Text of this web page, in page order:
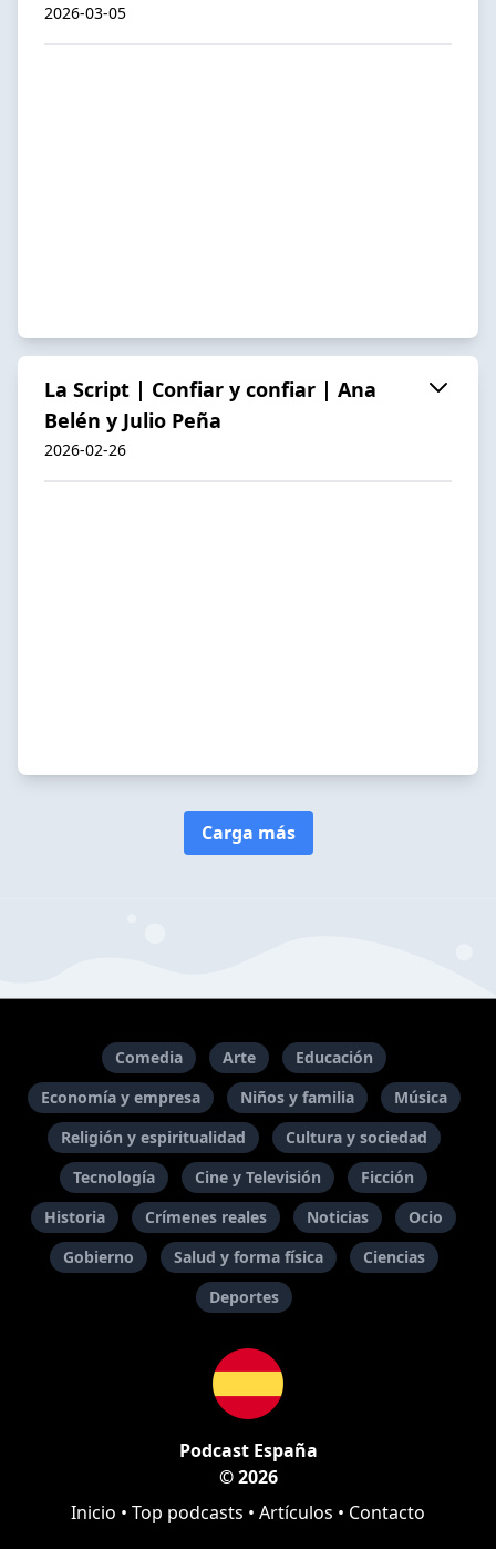
2026-03-05
La Script | Confiar y confiar | Ana
Belén y Julio Peña
2026-02-26
Carga más
Comedia Arte
Educación
Economía y empresa
Niños y familia
Música
Religión y espiritualidad
Cultura y sociedad
Tecnología
Cine y Televisión
Ficción
Historia
Crímenes reales Noticias
Ocio
Gobierno
Salud y forma física
Ciencias
Deportes
Podcast España
© 2026
Inicio • Top podcasts • Artículos • Contacto